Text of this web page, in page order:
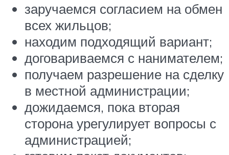
заручаемся согласием на обмен
всех жильцов;
находим подходящий вариант;
договариваемся с нанимателем;
получаем разрешение на сделку
в местной администрации;
дожидаемся, пока вторая
сторона урегулирует вопросы с
администрацией;